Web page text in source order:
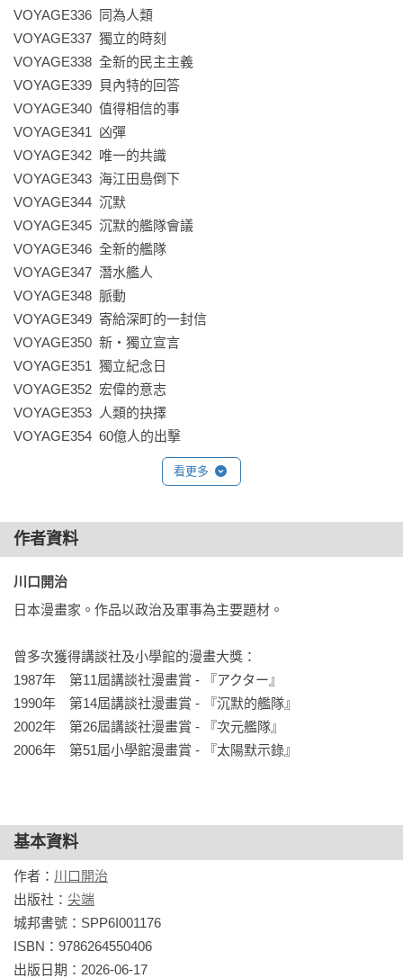
VOYAGE336  同為人類
VOYAGE337  獨立的時刻
VOYAGE338  全新的民主主義
VOYAGE339  貝內特的回答
VOYAGE340  值得相信的事
VOYAGE341  凶彈
VOYAGE342  唯一的共識
VOYAGE343  海江田島倒下
VOYAGE344  沉默
VOYAGE345  沉默的艦隊會議
VOYAGE346  全新的艦隊
VOYAGE347  潛水艦人
VOYAGE348  脈動
VOYAGE349  寄給深町的一封信
VOYAGE350  新・獨立宣言
VOYAGE351  獨立紀念日
VOYAGE352  宏偉的意志
VOYAGE353  人類的抉擇
VOYAGE354  60億人的出擊
看更多
作者資料
川口開治
日本漫畫家。作品以政治及軍事為主要題材。
曾多次獲得講談社及小學館的漫畫大獎：
1987年　第11屆講談社漫畫賞 - 『アクター』
1990年　第14屆講談社漫畫賞 - 『沉默的艦隊』
2002年　第26屆講談社漫畫賞 - 『次元艦隊』
2006年　第51屆小學館漫畫賞 - 『太陽默示錄』
基本資料
作者： 川口開治
出版社： 尖端
城邦書號：SPP6I001176
ISBN：9786264550406
出版日期：2026-06-17